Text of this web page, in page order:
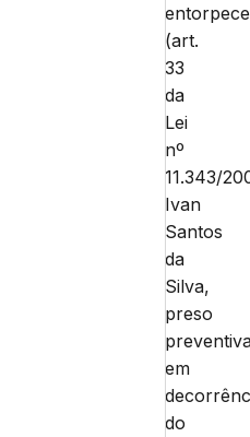
(art.
33
da
Lei
nº
11.343/
Ivan
Santos
da
Silva,
preso
em
do